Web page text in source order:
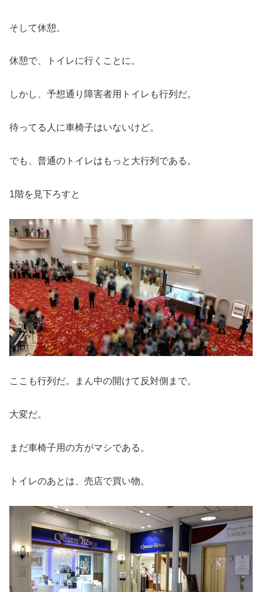
そして休憩。
休憩で、トイレに行くことに。
しかし、予想通り障害者用トイレも行列だ。
待ってる人に車椅子はいないけど。
でも、普通のトイレはもっと大行列である。
1階を見下ろすと
ここも行列だ。まん中の開けて反対側まで。
大変だ。
まだ車椅子用の方がマシである。
トイレのあとは、売店で買い物。